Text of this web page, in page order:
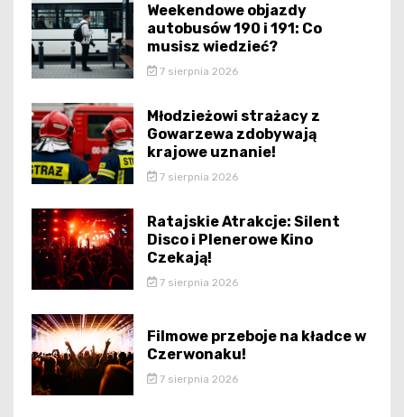
Weekendowe objazdy
autobusów 190 i 191: Co
musisz wiedzieć?
7 sierpnia 2026
Młodzieżowi strażacy z
Gowarzewa zdobywają
krajowe uznanie!
7 sierpnia 2026
Ratajskie Atrakcje: Silent
Disco i Plenerowe Kino
Czekają!
7 sierpnia 2026
Filmowe przeboje na kładce w
Czerwonaku!
7 sierpnia 2026